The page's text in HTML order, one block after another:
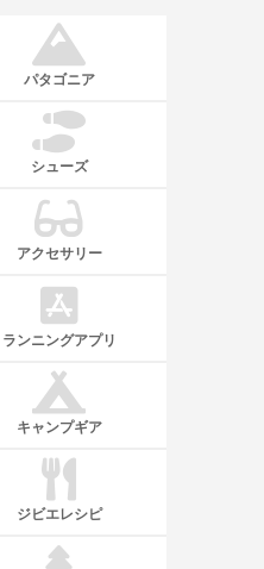
パタゴニア
シューズ
アクセサリー
ランニングアプリ
キャンプギア
ジビエレシピ